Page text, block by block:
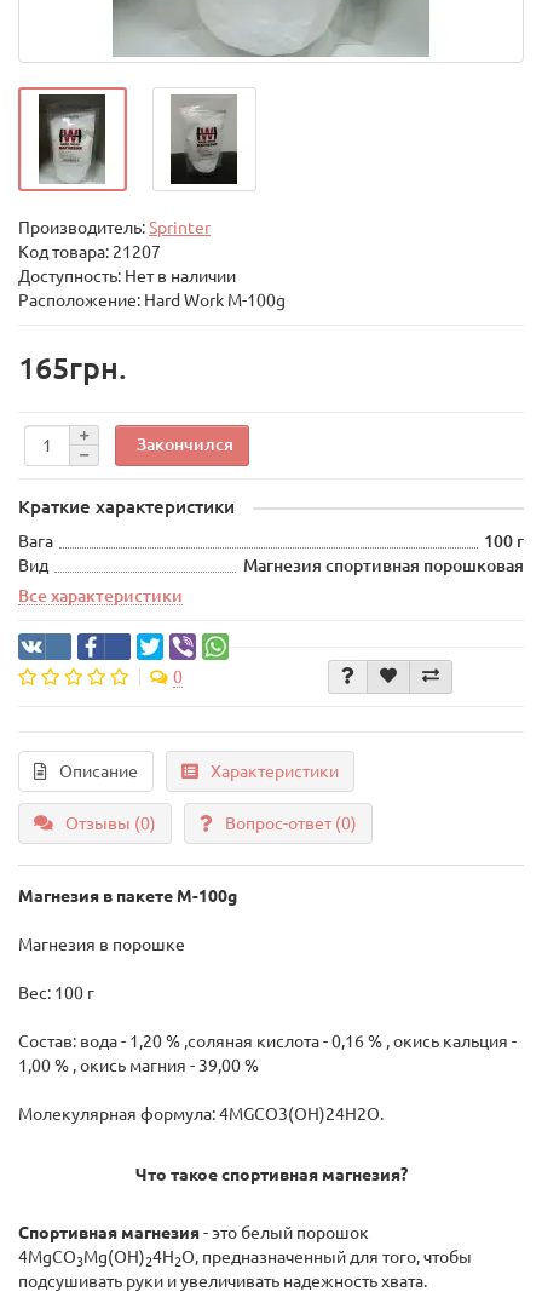
Производитель:Sprinter
Код товара: 21207
Доступность: Нет в наличии
Расположение: Hard Work M-100g
165грн.
Закончился
Краткие характеристики
Вага
100 г
Вид
Магнезия спортивная порошковая
Все характеристики
0
Описание Характеристики
Отзывы (0) Вопрос-ответ(0)
Магнезия в пакете M-100g
Магнезия в порошке
Вес: 100 г
Состав: вода - 1,20 % ,соляная кислота - 0,16 % , окись кальция -
1,00 % , окись магния - 39,00 %
Молекулярная формула: 4MGCO3(OH)24H2O.
Что такое спортивная магнезия?
Спортивная магнезия- это белый порошок
4MgCO3Mg(OH)24H2O, предназначенный для того, чтобы
подсушивать руки и увеличивать надежность хвата.